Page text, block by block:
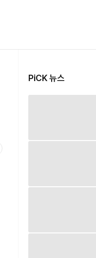
PiCK 뉴스